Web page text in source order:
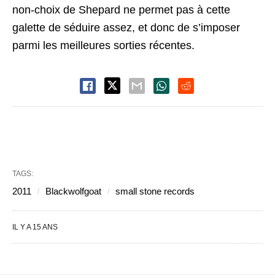
non-choix de Shepard ne permet pas à cette
galette de séduire assez, et donc de s’imposer
parmi les meilleures sorties récentes.
TAGS:
2011 Blackwolfgoat small stone records
IL Y A 15 ANS